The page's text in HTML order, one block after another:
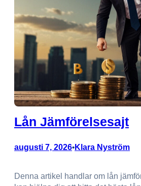
Lån Jämförelsesajt
augusti 7, 2026•Klara Nyström
Denna artikel handlar om lån